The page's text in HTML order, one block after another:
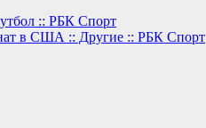
:: РБК Спорт
в США :: Другие :: РБК Спорт